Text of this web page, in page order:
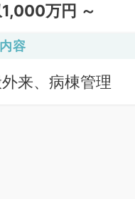
万円 ～
容
来、病棟管理